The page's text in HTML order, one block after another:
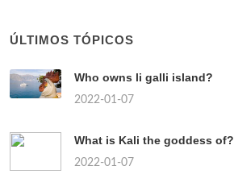
ÚLTIMOS TÓPICOS
Who owns li galli island?
2022-01-07
What is Kali the goddess of?
2022-01-07